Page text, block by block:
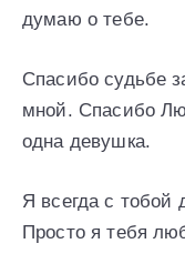
думаю о тебе.
Спасибо судьбе
мной. Спасибо
одна девушка.
Я всегда с тобой
Просто я тебя